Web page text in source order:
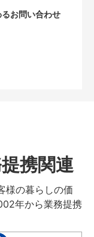
お問い合わせ
携関連
様の暮らしの価
年から業務提携